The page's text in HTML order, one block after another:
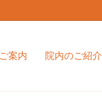
案内 院内のご紹介